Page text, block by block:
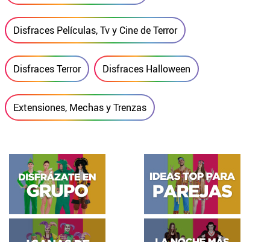
Disfraces Películas, Tv y Cine de Terror
Disfraces Terror Disfraces Halloween
Extensiones, Mechas y Trenzas